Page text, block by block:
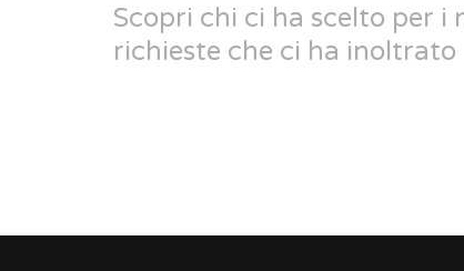
Scopri chi ci ha scelto per i
richieste che ci ha inoltrato